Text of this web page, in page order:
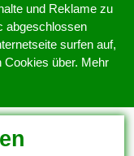
und Reklame zu
abgeschlossen
surfen auf,
über. Mehr